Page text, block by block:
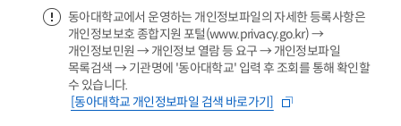
동아대학교에서 운영하는 개인정보파일의 자세한 등록사항은
개인정보보호 종합지원 포털(www.privacy.go.kr) →
개인정보민원 → 개인정보 열람 등 요구 → 개인정보파일
목록검색 → 기관명에 '동아대학교' 입력 후 조회를 통해 확인할
수 있습니다.
[동아대학교 개인정보파일 검색 바로가기]